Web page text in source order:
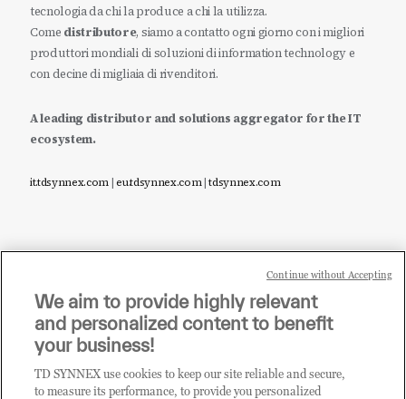
tecnologia da chi la produce a chi la utilizza.
Come distributore, siamo a contatto ogni giorno con i migliori
produttori mondiali di soluzioni di information technology e
con decine di migliaia di rivenditori.
A leading distributor and solutions aggregator for the IT
ecosystem.
it.tdsynnex.com|eu.tdsynnex.com|tdsynnex.com
Sei un rivenditore di tecnologia e desideri acquistare
i prodotti o le soluzioni trattate sul blog?
CLICCA QUI E DIVENTA
CLIENTE TD SYNNEX
We aim to provide highly relevant
and personalized content to benefit
your business!
TD SYNNEX use cookies to keep our site reliable and secure,
to measure its performance, to provide you personalized
Continue without Accepting